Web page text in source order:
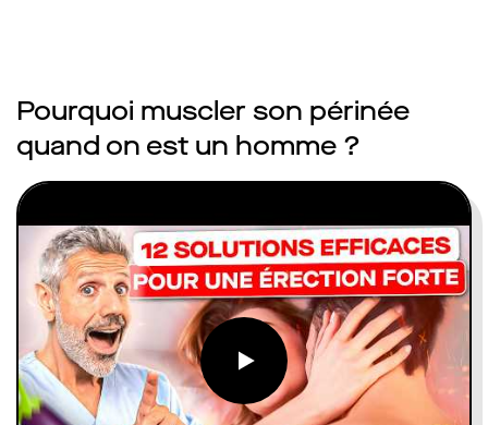
Pourquoi muscler son périnée
quand on est un homme ?